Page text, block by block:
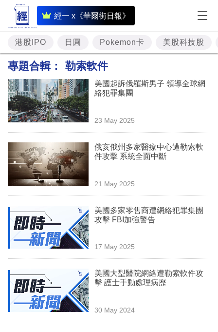
經一 x《華爾街日報》
即
時
財
經
題
投
資
樓
市
理
業
科
技
場
生
港股IPO 日圓 Pokemon卡 美股科技股
專題合輯： 勒索軟件
美國起訴俄羅斯男子 領導全球網
絡犯罪集團
23 May 2025
俄亥俄州多家醫療中心遭勒索軟
件攻擊 系統全面中斷
21 May 2025
美國多家零售商遭網絡犯罪集團
攻擊 FBI加強警告
17 May 2025
美國大型醫院網絡遭勒索軟件攻
擊 護士手動處理病歷
30 May 2024